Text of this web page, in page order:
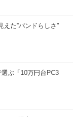
た”バンドらしさ”
ぶ「10万円台PC3